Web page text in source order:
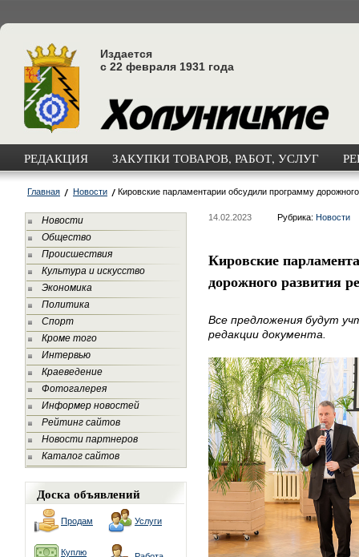
Издается
с 22 февраля 1931 года
РЕДАКЦИЯ ЗАКУПКИ ТОВАРОВ, РАБОТ, УСЛУГ
Главная Новости Кировские парламентарии обсудили программу
Новости
Общество
Происшествия
Культура и искусство
Экономика
Политика
Спорт
Кроме того
Интервью
Краеведение
Фотогалерея
Информер новостей
Рейтинг сайтов
Новости партнеров
Каталог сайтов
Доска объявлений
Продам Услуги
Куплю
14.02.2023 Рубрика: Новости
Кировские
дорожного развития
Все предложения будут
редакции документа.